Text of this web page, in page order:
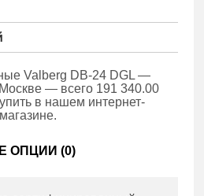
Valberg DB-24 DGL —
— всего 191 340.00
в нашем интернет-
магазине.
ОПЦИИ (0)